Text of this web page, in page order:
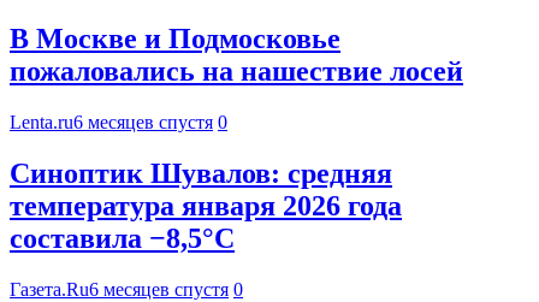
В Москве и Подмосковье
пожаловались на нашествие лосей
Lenta.ru6 месяцев спустя 0
Синоптик Шувалов: средняя
температура января 2026 года
составила −8,5°C
Газета.Ru6 месяцев спустя 0